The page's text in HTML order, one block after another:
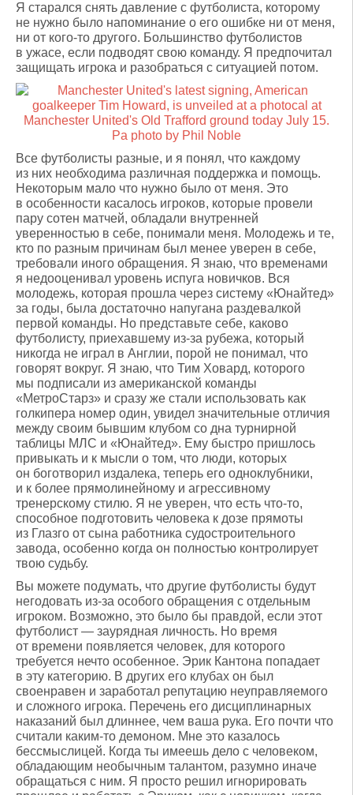
Я старался снять давление с футболиста, которому
не нужно было напоминание о его ошибке ни от меня,
ни от кого-то другого. Большинство футболистов
в ужасе, если подводят свою команду. Я предпочитал
защищать игрока и разобраться с ситуацией потом.
Все футболисты разные, и я понял, что каждому
из них необходима различная поддержка и помощь.
Некоторым мало что нужно было от меня. Это
в особенности касалось игроков, которые провели
пару сотен матчей, обладали внутренней
уверенностью в себе, понимали меня. Молодежь и те,
кто по разным причинам был менее уверен в себе,
требовали иного обращения. Я знаю, что временами
я недооценивал уровень испуга новичков. Вся
молодежь, которая прошла через систему «Юнайтед»
за годы, была достаточно напугана раздевалкой
первой команды. Но представьте себе, каково
футболисту, приехавшему из-за рубежа, который
никогда не играл в Англии, порой не понимал, что
говорят вокруг. Я знаю, что Тим Ховард, которого
мы подписали из американской команды
«МетроСтарз» и сразу же стали использовать как
голкипера номер один, увидел значительные отличия
между своим бывшим клубом со дна турнирной
таблицы МЛС и «Юнайтед». Ему быстро пришлось
привыкать и к мысли о том, что люди, которых
он боготворил издалека, теперь его одноклубники,
и к более прямолинейному и агрессивному
тренерскому стилю. Я не уверен, что есть что-то,
способное подготовить человека к дозе прямоты
из Глазго от сына работника судостроительного
завода, особенно когда он полностью контролирует
твою судьбу.
Вы можете подумать, что другие футболисты будут
негодовать из-за особого обращения с отдельным
игроком. Возможно, это было бы правдой, если этот
футболист — заурядная личность. Но время
от времени появляется человек, для которого
требуется нечто особенное. Эрик Кантона попадает
в эту категорию. В других его клубах он был
своенравен и заработал репутацию неуправляемого
и сложного игрока. Перечень его дисциплинарных
наказаний был длиннее, чем ваша рука. Его почти что
считали каким-то демоном. Мне это казалось
бессмыслицей. Когда ты имеешь дело с человеком,
обладающим необычным талантом, разумно иначе
обращаться с ним. Я просто решил игнорировать